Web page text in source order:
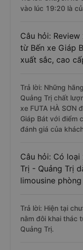
vào lúc 19:20 là
Câu hỏi:
từ Bến xe Giáp
xuất sắc, cao
Trả lời: Những
Quảng Trị chất
xe FUTA HÀ SƠN
Giáp Bát với điểm
đánh giá của
Câu hỏi: Có loại
Trị - Quảng Trị
limousine
Trả lời: Hiện tại
nằm đôi khai thác
Quảng Trị.